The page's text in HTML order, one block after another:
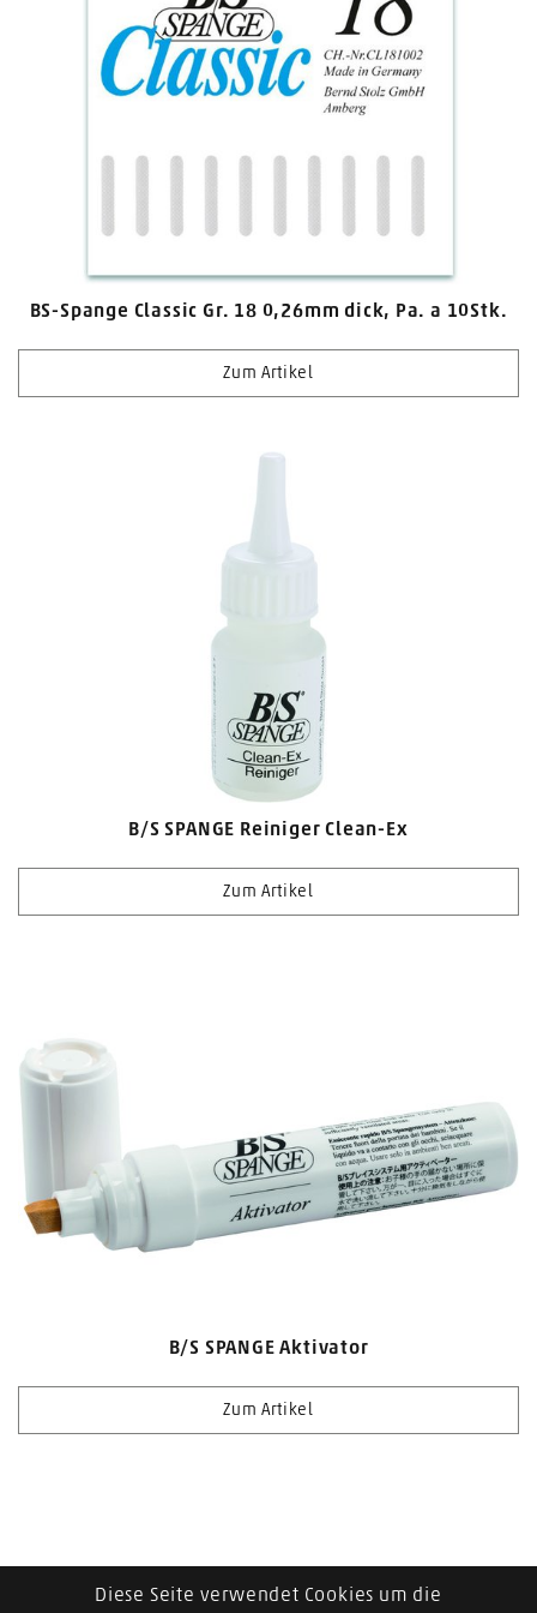
* Bewahren Sie den B/S-Basic-Pinselkleber im Kühlschrank auf. Zum Kleben erwärmen Sie ihn auf 20°C - 25°C.
Sicherheitshinweis:
Klebt innerhalb von Sekunden. Darf nicht in die Hände von Kindern gelangen. Reizt die Augen, Atmungsorgane und die Haut. Dämpfe nicht einatmen. Berührungen mit Augen und Haut vermeiden. Bei Berührung mit den Augen sofort mit Wasser ausspülen und den Arzt konsultieren.
BS-Spange Classic Gr. 18 0,26mm dick, Pa. a 10Stk.
Zum Artikel
B/S SPANGE Reiniger Clean-Ex
Zum Artikel
B/S SPANGE Aktivator
Zum Artikel
Diese Seite verwendet Cookies um die